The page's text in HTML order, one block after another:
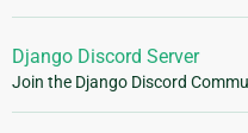
Django Discord Server
Join the Django Discord